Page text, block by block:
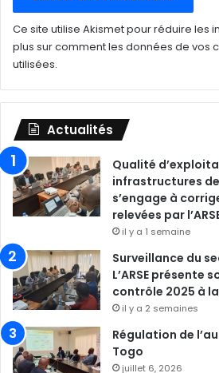
Ce site utilise Akismet pour réduire les
plus sur comment les données de vos
utilisées.
Actualités
Qualité
infrastructures de
s’engage à
relevées par
il y a 1 semaine
Surveillance du
L’ARSE présente
contrôle 2025 à la
il y a 2 semaines
Régulation de
Togo
juillet 6, 2026